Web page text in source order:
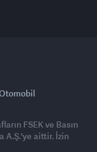
FSEK ve Basın
A.Ş.'ye aittir. İzin